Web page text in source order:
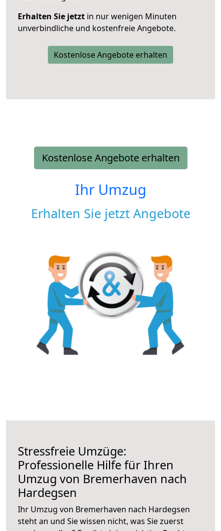
Erhalten Sie jetzt in nur wenigen Minuten
unverbindliche und kostenfreie Angebote.
Kostenlose Angebote erhalten
Kostenlose Angebote erhalten
Ihr Umzug
Erhalten Sie jetzt Angebote
Stressfreie Umzüge:
Professionelle Hilfe für Ihren
Umzug von Bremerhaven nach
Hardegsen
Ihr Umzug von Bremerhaven nach Hardegsen
steht an und Sie wissen nicht, was Sie zuerst